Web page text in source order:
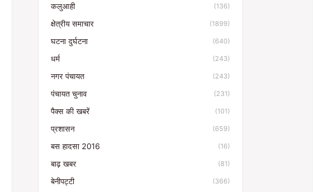
कलुआही (136)
क्षेत्रीय समाचार (1899)
घटना दुर्घटना (640)
धर्म (243)
नगर पंचायत (243)
पंचायत चुनाव (231)
पैक्स की खबरें (101)
प्रशासन (659)
बस हादसा 2016 (16)
बाढ़ खबर (81)
बेनीपट्टी (366)